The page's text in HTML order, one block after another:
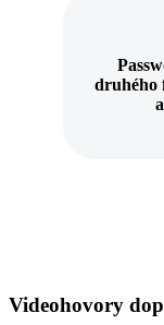
druhého
Videohovory